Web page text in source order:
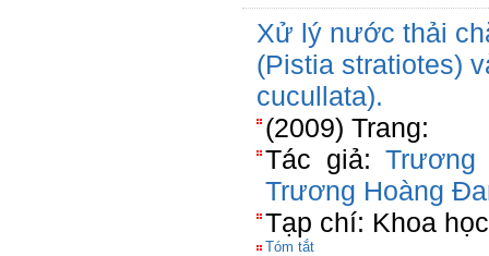
Xử lý nước thải
(Pistia stratiotes)
cucullata).
(2009) Trang:
Tác giả:Trương
Trương Hoàng
Tạp chí: Khoa
Tóm tắt